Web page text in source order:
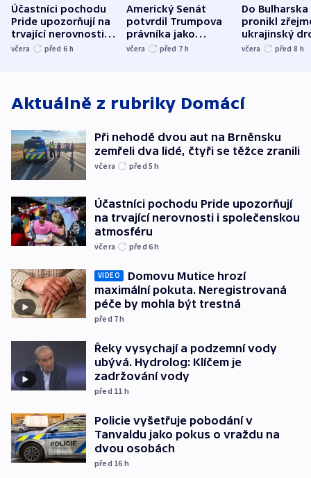
Účastníci pochodu
Pride upozorňují na
trvající nerovnosti i
společenskou
včera před 6 h
Americký Senát
potvrdil Trumpova
právníka jako
ministra
včera před 7 h
Do Bulharska
pronikl
ukrajinský
explodoval
včera před 8 h
Aktuálně z rubriky Domácí
Při nehodě dvou aut na Brněnsku
zemřeli dva lidé, čtyři se těžce zranili
včera před 5h
Účastníci pochodu Pride upozorňují
na trvající nerovnosti i společenskou
atmosféru
včera před 6h
VIDEO
Domovu Mutice hrozí
maximální pokuta. Neregistrovaná
péče by mohla být trestná
před 7h
Řeky vysychají a podzemní vody
ubývá. Hydrolog: Klíčem je
zadržování vody
před 11 h
Policie vyšetřuje pobodání v
Tanvaldu jako pokus o vraždu na
dvou osobách
před 16 h